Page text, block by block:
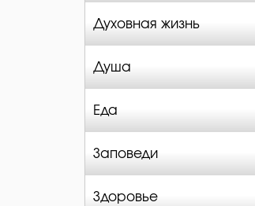
Духовная жизнь
Душа
Еда
Заповеди
Здоровье